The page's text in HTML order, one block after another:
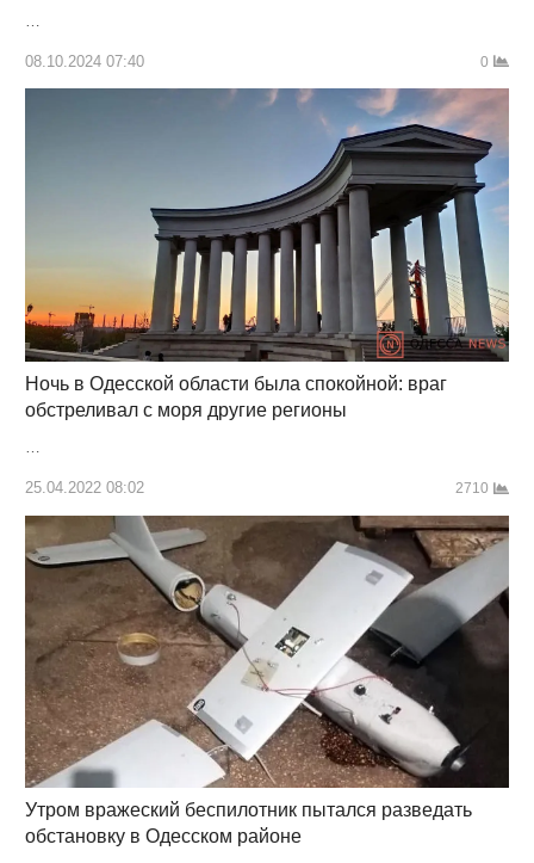
08.10.2024 07:40 0
Ночь в Одесской области была спокойной: враг
обстреливал с моря другие регионы
25.04.2022 08:02 2710
Утром вражеский беспилотник пытался разведать
обстановку в Одесском районе